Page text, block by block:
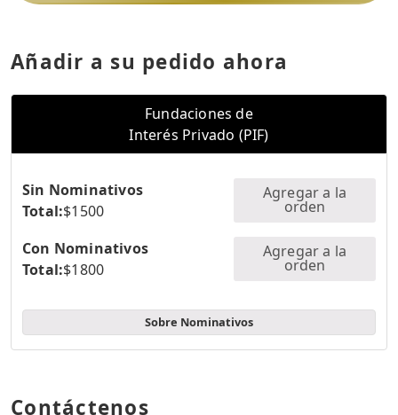
Añadir a su pedido ahora
Fundaciones de
Interés Privado (PIF)
Sin Nominativos
Total:$1500
Agregar a la
orden
Con Nominativos
Total:$1800
Agregar a la
orden
Sobre Nominativos
Contáctenos